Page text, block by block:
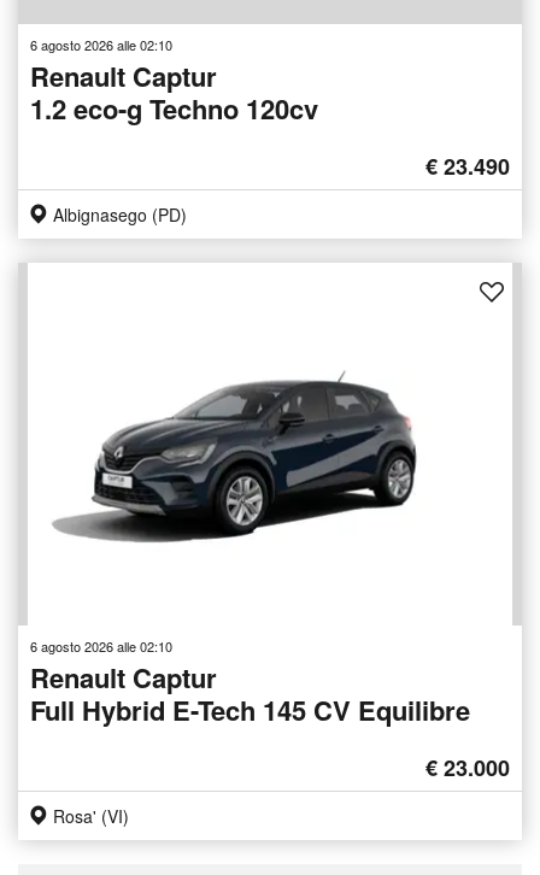
6 agosto 2026 alle 02:10
Renault Captur
1.2 eco-g Techno 120cv
€ 23.490
Albignasego (PD)
6 agosto 2026 alle 02:10
Renault Captur
Full Hybrid E-Tech 145 CV Equilibre
€ 23.000
Rosa' (VI)